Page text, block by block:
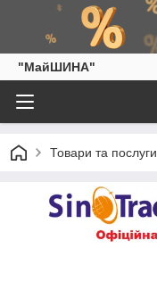
"МайШИНА"
Товари та послуги